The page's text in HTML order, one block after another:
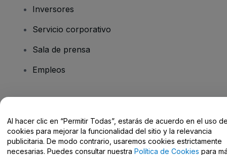
Inversores
Servicio corporativo
Sala de prensa
Empleos
Centro de Ayuda / Contacto
Al hacer clic en “Permitir Todas”, estarás de acuerdo en el uso
cookies para mejorar la funcionalidad del sitio y la relevancia
publicitaria. De modo contrario, usaremos cookies estrictamente
necesarias. Puedes consultar nuestra Política de Cookies para